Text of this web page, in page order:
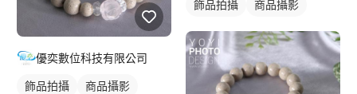
優奕數位科技有限公司
飾品拍攝 商品攝影
飾品拍攝 商品攝影